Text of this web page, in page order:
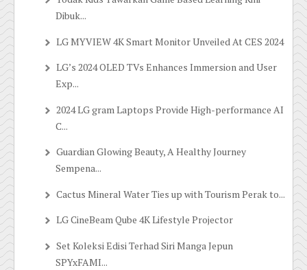
Dibuk...
LG MYVIEW 4K Smart Monitor Unveiled At CES 2024
LG’s 2024 OLED TVs Enhances Immersion and User
Exp...
2024 LG gram Laptops Provide High-performance AI
C...
Guardian Glowing Beauty, A Healthy Journey
Sempena...
Cactus Mineral Water Ties up with Tourism Perak to...
LG CineBeam Qube 4K Lifestyle Projector
Set Koleksi Edisi Terhad Siri Manga Jepun
SPYxFAMI...